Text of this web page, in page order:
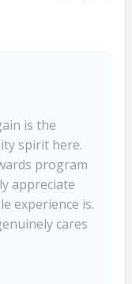
is the
spirit here.
program
appreciate
experience is.
cares